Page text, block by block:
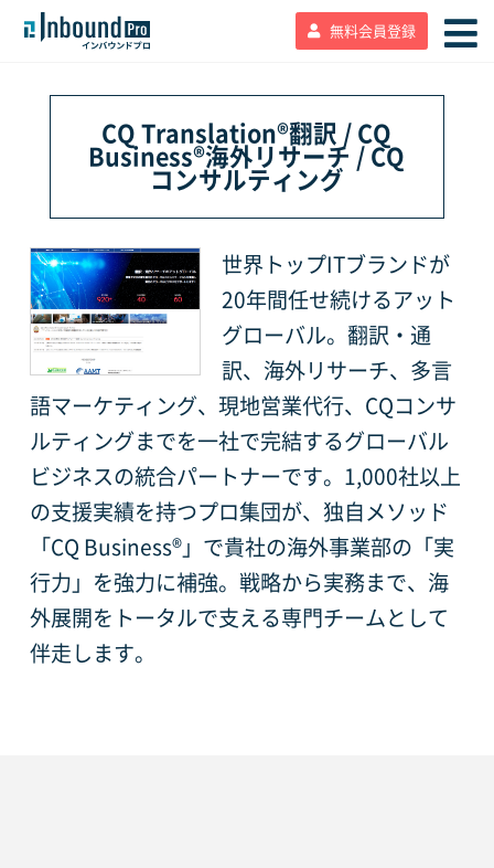
無料会員登録
CQ Translation®翻訳 / CQ
Business®海外リサーチ / CQ
コンサルティング
世界トップITブランドが
20年間任せ続けるアット
グローバル。翻訳・通
訳、海外リサーチ、多言
語マーケティング、現地営業代行、CQコンサ
ルティングまでを一社で完結するグローバル
ビジネスの統合パートナーです。1,000社以上
の支援実績を持つプロ集団が、独自メソッド
「CQ Business®」で貴社の海外事業部の「実
行力」を強力に補強。戦略から実務まで、海
外展開をトータルで支える専門チームとして
伴走します。